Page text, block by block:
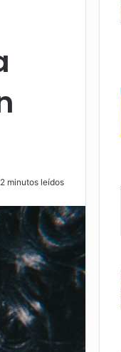
2 minutos leídos